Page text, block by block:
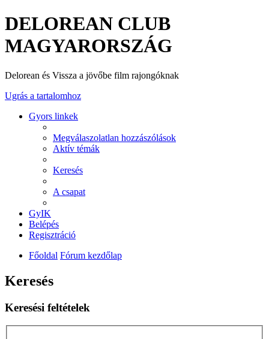
DELOREAN CLUB
MAGYARORSZÁG
Delorean és Vissza a jövőbe film rajongóknak
Ugrás a tartalomhoz
Gyors linkek
Megválaszolatlan hozzászólások
Aktív témák
Keresés
A csapat
GyIK
Belépés
Regisztráció
Főoldal Fórum kezdőlap
Keresés
Keresési feltételek